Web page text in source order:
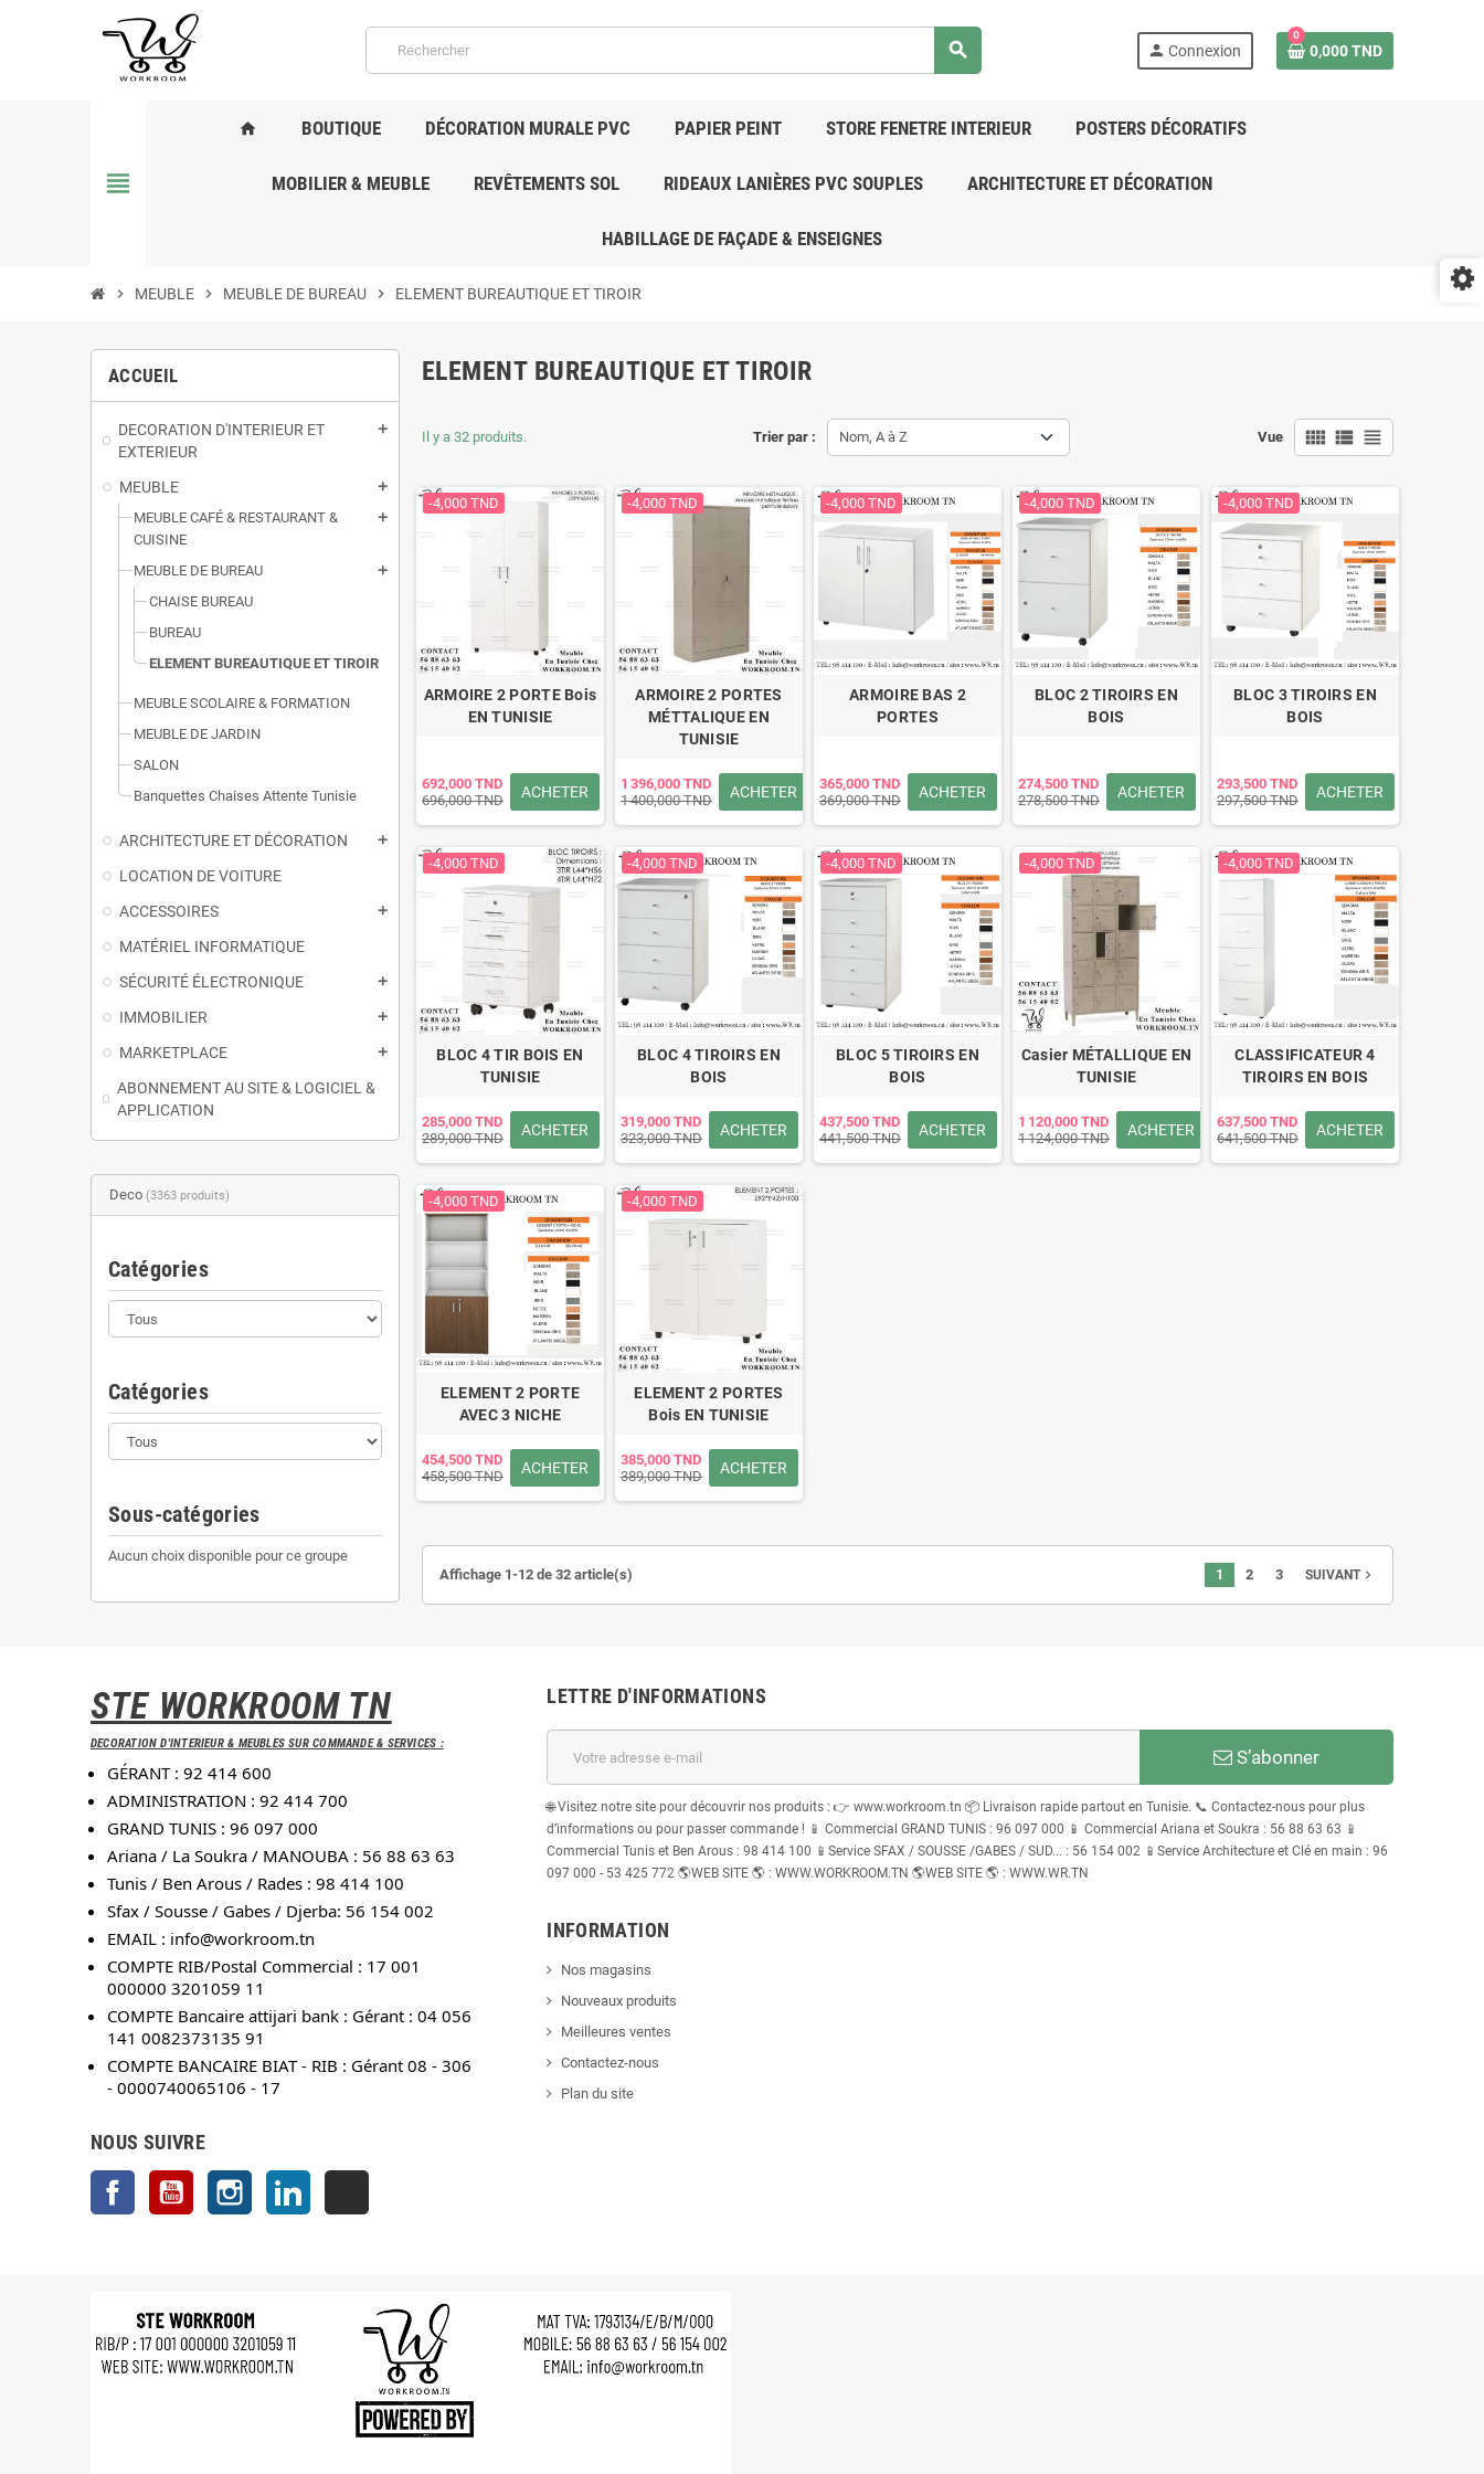
search person Connexion
0
0,000 TND
view_headline
home BOUTIQUE DÉCORATION MURALE PVC PAPIER PEINT STORE FENETRE INTERIEUR POSTERS DÉCORATIFS
MOBILIER & MEUBLE REVÊTEMENTS SOL RIDEAUX LANIÈRES PVC SOUPLES ARCHITECTURE ET DÉCORATION
HABILLAGE DE FAÇADE & ENSEIGNES
chevron_right MEUBLE chevron_right MEUBLE DE BUREAU chevron_right ELEMENT BUREAUTIQUE ET TIROIR
ACCUEIL
DECORATION D'INTERIEUR ET
EXTERIEUR
add
MEUBLE add
MEUBLE CAFÉ & RESTAURANT &
CUISINE
add
MEUBLE DE BUREAU add
CHAISE BUREAU
BUREAU
ELEMENT BUREAUTIQUE ET TIROIR
MEUBLE SCOLAIRE & FORMATION
MEUBLE DE JARDIN
SALON
Banquettes Chaises Attente Tunisie
ARCHITECTURE ET DÉCORATION add
LOCATION DE VOITURE
ACCESSOIRES
add
MATÉRIEL INFORMATIQUE
SÉCURITÉ ÉLECTRONIQUE
add
IMMOBILIER add
MARKETPLACE add
ABONNEMENT AU SITE & LOGICIEL &
APPLICATION
Deco (3363 produits)
Catégories
Catégories
Sous-catégories
Aucun choix disponible pour ce groupe
ELEMENT BUREAUTIQUE ET TIROIR
Trier par : Nom, A à Z Vue view_comfy view_list view_headline
Il y a 32 produits.
-4,000 TND
ARMOIRE 2 PORTE Bois
EN TUNISIE
692,000 TND
696,000 TND
ACHETER
-4,000 TND
ARMOIRE 2 PORTES
MÉTTALIQUE EN
TUNISIE
1 396,000 TND
1 400,000 TND
ACHETER
-4,000 TND
ARMOIRE BAS 2
PORTES
365,000 TND
369,000 TND
ACHETER
-4,000 TND
BLOC 2 TIROIRS EN
BOIS
274,500 TND
278,500 TND
ACHETER
-4,000 TND
BLOC 3 TIROIRS EN
BOIS
293,500 TND
297,500 TND
ACHETER
-4,000 TND
BLOC 4 TIR BOIS EN
TUNISIE
285,000 TND
289,000 TND
ACHETER
-4,000 TND
BLOC 4 TIROIRS EN
BOIS
319,000 TND
323,000 TND
ACHETER
-4,000 TND
BLOC 5 TIROIRS EN
BOIS
437,500 TND
441,500 TND
ACHETER
-4,000 TND
Casier MÉTALLIQUE EN
TUNISIE
1 120,000 TND
1 124,000 TND
ACHETER
-4,000 TND
CLASSIFICATEUR 4
TIROIRS EN BOIS
637,500 TND
641,500 TND
ACHETER
-4,000 TND
ELEMENT 2 PORTE
AVEC 3 NICHE
454,500 TND
458,500 TND
ACHETER
-4,000 TND
ELEMENT 2 PORTES
Bois EN TUNISIE
385,000 TND
389,000 TND
ACHETER
Affichage 1-12 de 32 article(s) 1 2 3 SUIVANTnavigate_next
STE WORKROOM TN
DECORATION D'INTERIEUR & MEUBLES SUR COMMANDE & SERVICES :
GÉRANT : 92 414 600
ADMINISTRATION : 92 414 700
GRAND TUNIS : 96 097 000
Ariana / La Soukra / MANOUBA : 56 88 63 63
Tunis / Ben Arous / Rades : 98 414 100
Sfax / Sousse / Gabes / Djerba: 56 154 002
EMAIL : info@workroom.tn
COMPTE RIB/Postal Commercial : 17 001
000000 3201059 11
COMPTE Bancaire attijari bank : Gérant : 04 056
141 0082373135 91
COMPTE BANCAIRE BIAT - RIB : Gérant 08 - 306
- 0000740065106 - 17
NOUS SUIVRE
Facebook YouTube Instagram
LETTRE D'INFORMATIONS
S’abonner
🌐 Visitez notre site pour découvrir nos produits : 👉 www.workroom.tn 📦 Livraison rapide partout en Tunisie. 📞 Contactez-nous pour plus
d’informations ou pour passer commande ! 📱 Commercial GRAND TUNIS : 96 097 000 📱 Commercial Ariana et Soukra : 56 88 63 63 📱
Commercial Tunis et Ben Arous : 98 414 100 📱Service SFAX / SOUSSE /GABES / SUD... : 56 154 002 📱Service Architecture et Clé en main : 96
097 000 - 53 425 772 🌎WEB SITE 🌎 : WWW.WORKROOM.TN 🌎WEB SITE 🌎 : WWW.WR.TN
INFORMATION
Nos magasins
Nouveaux produits
Meilleures ventes
Contactez-nous
Plan du site